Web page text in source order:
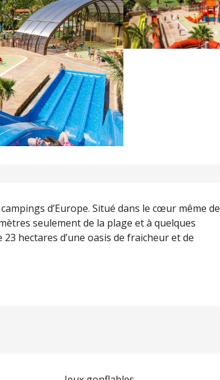
d’Europe. Situé dans le cœur même de
seulement de la plage et à quelques
hectares d’une oasis de fraicheur et de